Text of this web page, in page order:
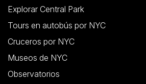
Explorar Central Park
Tours en autobús por NYC
Cruceros por NYC
Museos de NYC
Observatorios